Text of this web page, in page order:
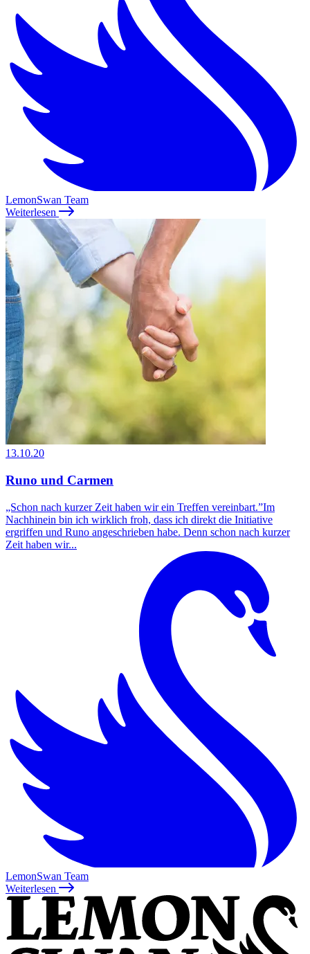
LemonSwan Team
Weiterlesen
13.10.20
Runo und Carmen
„Schon nach kurzer Zeit haben wir ein Treffen vereinbart.”Im
Nachhinein bin ich wirklich froh, dass ich direkt die Initiative
ergriffen und Runo angeschrieben habe. Denn schon nach kurzer
Zeit haben wir...
LemonSwan Team
Weiterlesen